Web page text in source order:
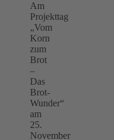
Am
Projekttag
„Vom
Korn
zum
Brot
–
Das
Brot-
Wunder“
am
25.
November